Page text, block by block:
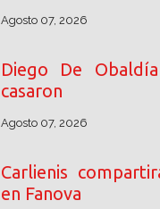
Agosto 07, 2026
Diego De
casaron
Agosto 07, 2026
Carlienis
en Fanova